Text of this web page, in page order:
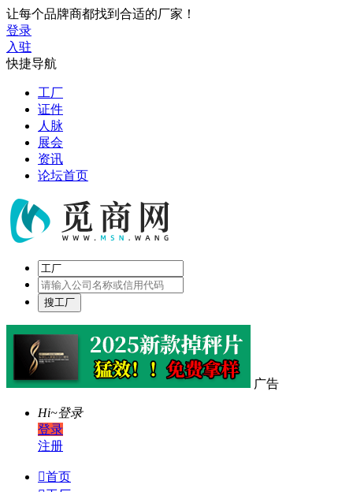
让每个品牌商都找到合适的厂家！
登录
入驻
快捷导航
工厂
证件
人脉
展会
资讯
论坛首页
广告
Hi~登录
登录
注册
首页